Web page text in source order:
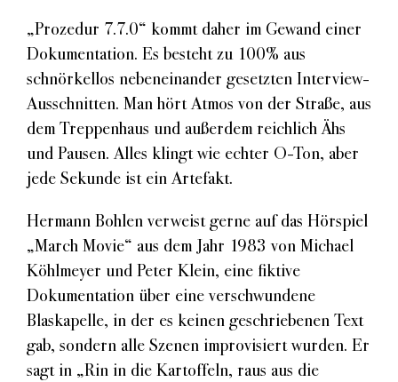
„Prozedur 7.7.0“ kommt daher im Gewand einer
Dokumentation. Es besteht zu 100% aus
schnörkellos nebeneinander gesetzten Interview-
Ausschnitten. Man hört Atmos von der Straße, aus
dem Treppenhaus und außerdem reichlich Ähs
und Pausen. Alles klingt wie echter O-Ton, aber
jede Sekunde ist ein Artefakt.
Hermann Bohlen verweist gerne auf das Hörspiel
„March Movie“ aus dem Jahr 1983 von Michael
Köhlmeyer und Peter Klein, eine fiktive
Dokumentation über eine verschwundene
Blaskapelle, in der es keinen geschriebenen Text
gab, sondern alle Szenen improvisiert wurden. Er
sagt in „Rin in die Kartoffeln, raus aus die